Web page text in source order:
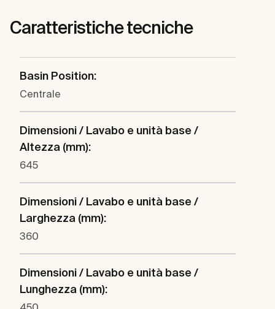
Caratteristiche tecniche
Basin Position:
Centrale
Dimensioni / Lavabo e unità base /
Altezza (mm):
645
Dimensioni / Lavabo e unità base /
Larghezza (mm):
360
Dimensioni / Lavabo e unità base /
Lunghezza (mm):